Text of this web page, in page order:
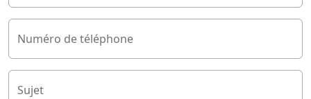
Numéro de téléphone
Sujet